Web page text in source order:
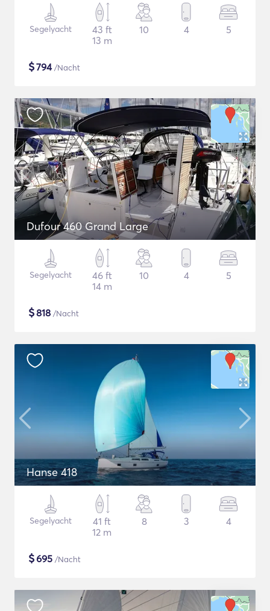
Segelyacht
43 ft
13 m
10 4 5
$794/Nacht
Dufour 460 Grand Large
Segelyacht
46 ft
14 m
10 4 5
$818 /Nacht
Hanse 418
Segelyacht
41 ft
12 m
8 3 4
$695 /Nacht